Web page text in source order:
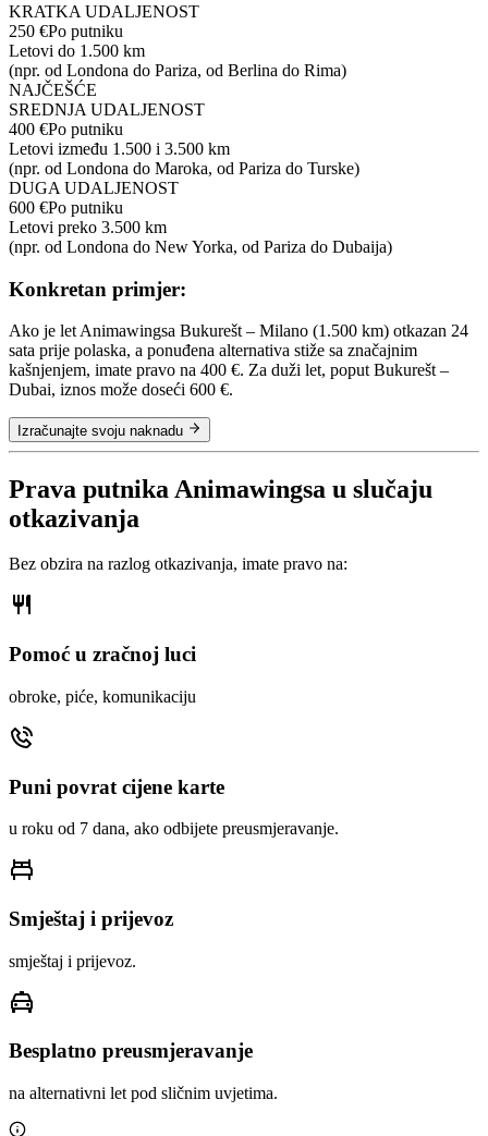
KRATKA UDALJENOST
250 €Po putniku
Letovi do 1.500 km
(npr. od Londona do Pariza, od Berlina do Rima)
NAJČEŠĆE
SREDNJA UDALJENOST
400 €Po putniku
Letovi između 1.500 i 3.500 km
(npr. od Londona do Maroka, od Pariza do Turske)
DUGA UDALJENOST
600 €Po putniku
Letovi preko 3.500 km
(npr. od Londona do New Yorka, od Pariza do Dubaija)
Konkretan primjer:
Ako je let Animawingsa Bukurešt – Milano (1.500 km) otkazan 24
sata prije polaska, a ponuđena alternativa stiže sa značajnim
kašnjenjem, imate pravo na 400 €. Za duži let, poput Bukurešt –
Dubai, iznos može doseći 600 €.
Izračunajte svoju naknadu
Prava putnika Animawingsa u slučaju
otkazivanja
Bez obzira na razlog otkazivanja, imate pravo na:
Pomoć u zračnoj luci
obroke, piće, komunikaciju
Puni povrat cijene karte
u roku od 7 dana, ako odbijete preusmjeravanje.
Smještaj i prijevoz
smještaj i prijevoz.
Besplatno preusmjeravanje
na alternativni let pod sličnim uvjetima.